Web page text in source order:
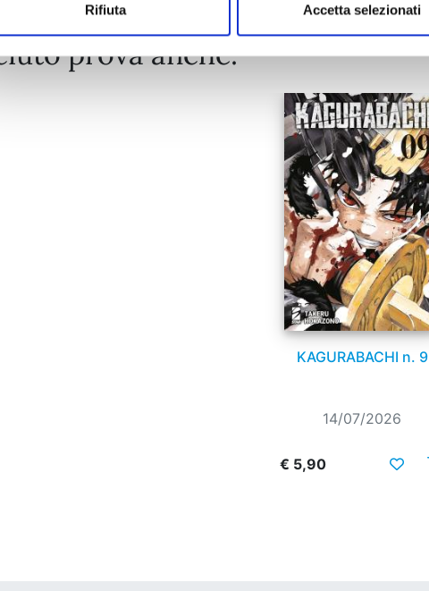
Rifiuta Accetta selezionati
prova anche:
KAGURABACHI n. 9
14/07/2026
€ 5,90